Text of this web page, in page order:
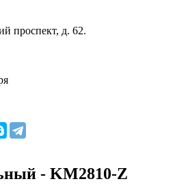
проспект, д. 62.
- KM2810-Z